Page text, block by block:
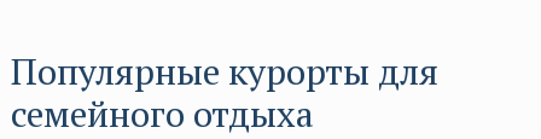
Популярные курорты для
семейного отдыха